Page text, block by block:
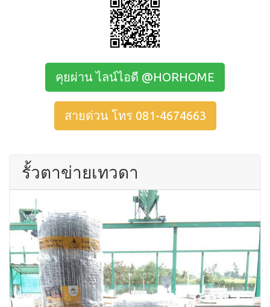
คุยผ่าน ไลน์ไอดี @HORHOME
สายด่วน โทร 081-4674663
รั้วตาข่ายเทวดา